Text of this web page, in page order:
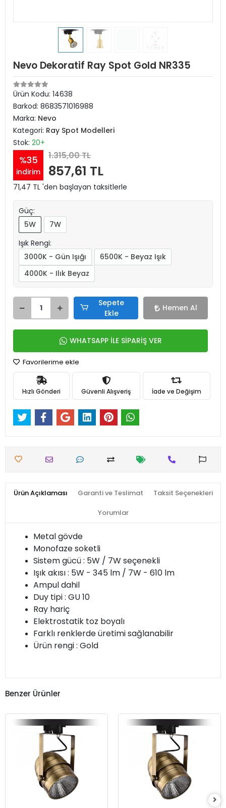
Nevo Dekoratif Ray Spot Gold NR335
Ürün Kodu: 14638
Barkod: 8683571016988
Marka: Nevo
Kategori: Ray Spot Modelleri
Stok: 20+
%35
indirim
1.315,00 TL
857,61 TL
71,47 TL 'den başlayan taksitlerle
Güç:
5W
7W
Işık Rengi:
3000K - Gün Işığı
6500K - Beyaz Işık
4000K - Ilık Beyaz
Sepete
Ekle
Hemen Al
WHATSAPP İLE SİPARİŞ VER
Favorilerime ekle
Hızlı Gönderi Güvenli Alışveriş İade ve Değişim
Ürün Açıklaması Garanti ve Teslimat Taksit Seçenekleri
Yorumlar
Metal gövde
Monofaze soketli
Sistem gücü : 5W / 7W seçenekli
Işık akısı : 5W - 345 lm / 7W - 610 lm
Ampul dahil
Duy tipi : GU 10
Ray hariç
Elektrostatik toz boyalı
Farklı renklerde üretimi sağlanabilir
Ürün rengi : Gold
Benzer Ürünler